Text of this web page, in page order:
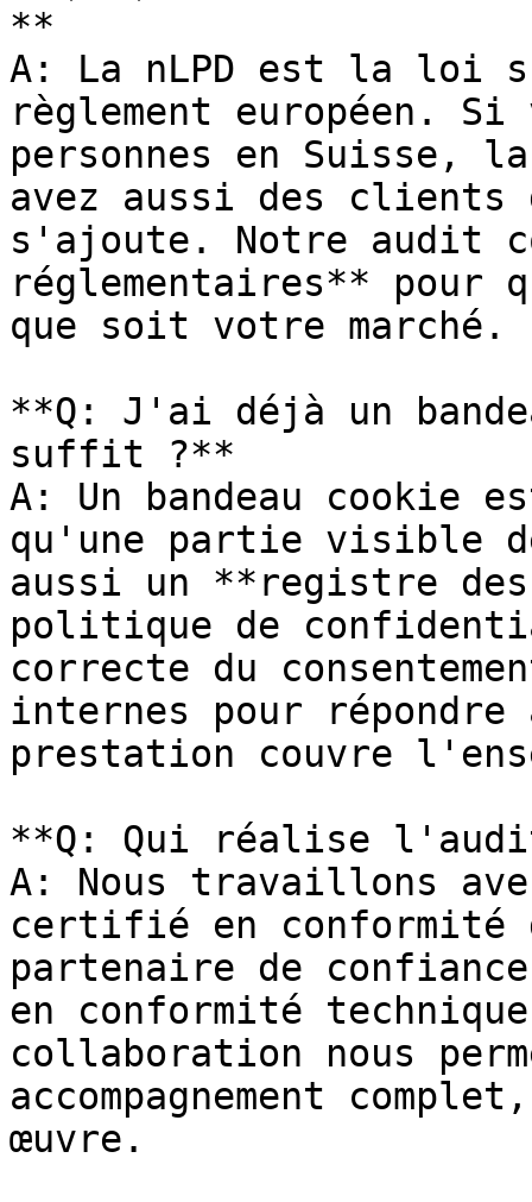
**
A: La nLPD est la loi
règlement européen.
personnes en Suisse,
avez aussi des clients
s'ajoute. Notre audit
réglementaires** pour
que soit votre marché.
**Q: J'ai déjà un
suffit ?**
A: Un bandeau cookie
qu'une partie visible
aussi un **registre
politique de
correcte du
internes pour répondre
prestation couvre
**Q: Qui réalise
A: Nous travaillons
certifié en
partenaire de
en conformité
collaboration nous
accompagnement
œuvre.